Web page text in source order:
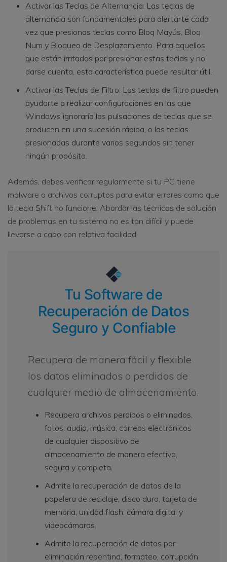
Activar las Teclas de Alternancia: Las teclas de
alternancia son fundamentales para alertarte cada
vez que presionas teclas como Bloq Mayús, Bloq
Num y Bloqueo de Desplazamiento. Para aquellos
que están irritados por presionar estas teclas y no
darse cuenta, esta característica puede resultar útil.
Activar las Teclas de Filtro: Las teclas de filtro pueden
ayudarte a realizar configuraciones en las que
Windows ignoraría las pulsaciones de teclas que se
producen en una sucesión rápida, o las teclas
presionadas durante varios segundos sin tener
ningún propósito.
Además, debes verificar regularmente si tu PC tiene
malware o archivos corruptos para evitar errores como que
la tecla Shift no funcione. Abordar las técnicas de solución
de problemas en tu sistema no es tan difícil y puede
llevarse a cabo con relativa facilidad.
Tu Software de
Recuperación de Datos
Seguro y Confiable
Recupera de manera fácil y flexible
los datos eliminados o perdidos de
cualquier medio de almacenamiento.
Recupera archivos perdidos o eliminados,
fotos, audio, música, correos electrónicos
de cualquier dispositivo de
almacenamiento de manera efectiva,
segura y completa.
Admite la recuperación de datos de la
papelera de reciclaje, disco duro, tarjeta de
memoria, unidad flash, cámara digital y
videocámaras.
Admite la recuperación de datos por
eliminación repentina, formateo, corrupción